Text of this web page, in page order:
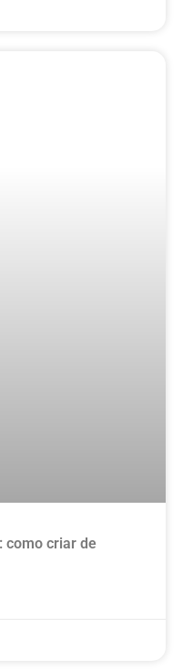
como criar de